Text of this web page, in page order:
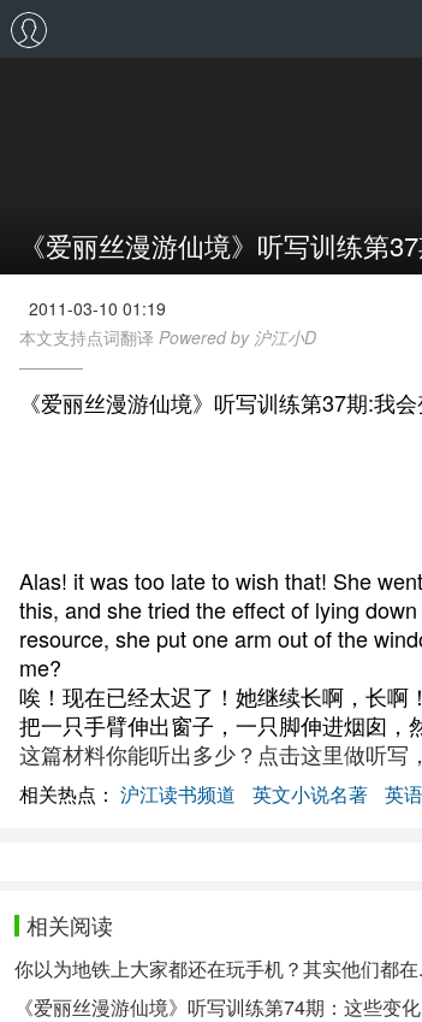
《爱丽丝漫游仙境》听写训练第
2011-03-10 01:19
本文支持点词翻译 Powered by 沪江小D
《爱丽丝漫游仙境》听写训练第37期:我
Alas! it was too late to wish that! She
this, and she tried the effect of lying
resource, she put one arm out of the
me?
唉！现在已经太迟了！她继续长啊，长
把一只手臂伸出窗子，一只脚伸进烟囱，
这篇材料你能听出多少？点击这里做听写
相关热点： 沪江读书频道 英文小说名著 英
相关阅读
你以为地铁上大家都还在玩手机？其实他们都在
《爱丽丝漫游仙境》听写训练第74期：这些变